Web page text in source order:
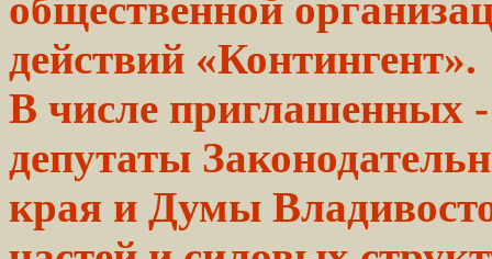
действий «Контингент».
В числе приглашенных
депутаты
края и Думы